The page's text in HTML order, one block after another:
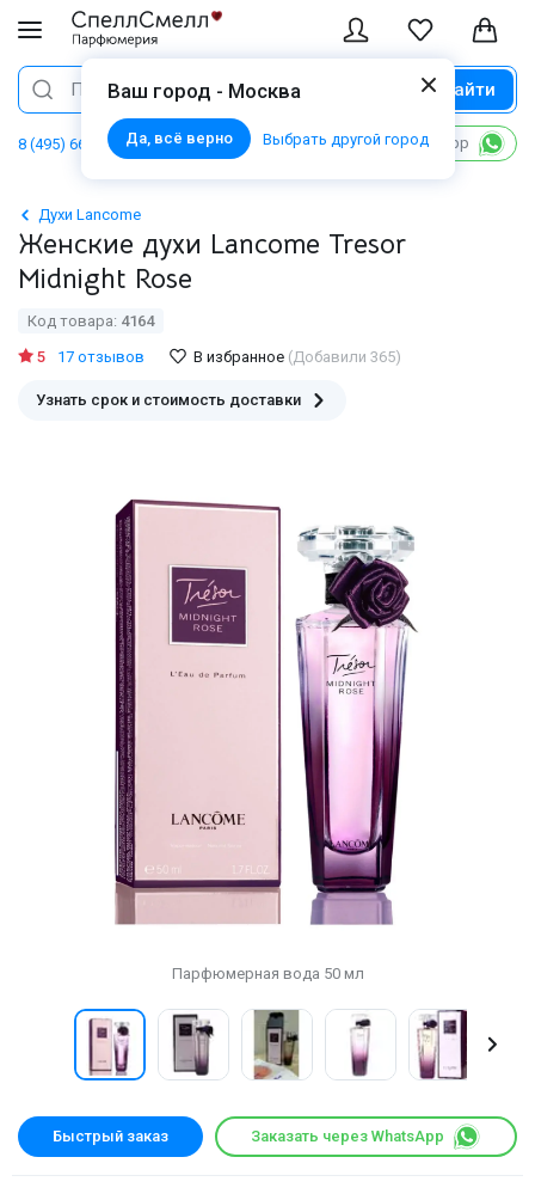
Ваш город - Москва
Да, всё верно Выбрать другой город
Поиск Найти
8 (495) 668 06 02 Написать в WhatsApp
Духи Lancome
Женские духи Lancome Tresor
Midnight Rose
Код товара: 4164
5
17 отзывов В избранное (Добавили 365)
Узнать срок и стоимость доставки
Парфюмерная вода 50 мл
Быстрый заказ Заказать через WhatsApp